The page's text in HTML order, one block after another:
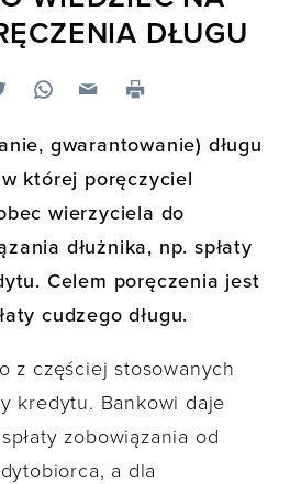
DŁUGU
gwarantowanie) długu
której poręczyciel
wierzyciela do
dłużnika, np. spłaty
Celem poręczenia jest
cudzego długu.
z częściej stosowanych
kredytu. Bankowi daje
zobowiązania od
a dla